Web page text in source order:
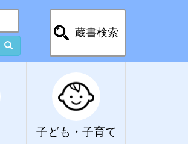
蔵書検索
子ども・子育て